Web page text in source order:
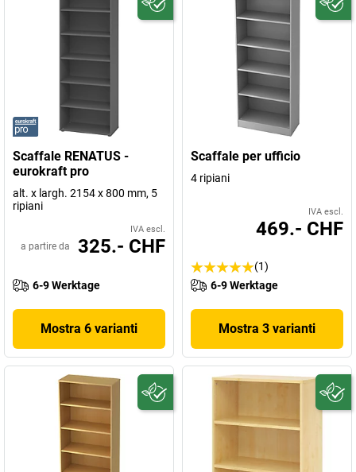
Scaffale RENATUS -
eurokraft pro
alt. x largh. 2154 x 800 mm, 5
ripiani
IVA escl.
a partire da 325.- CHF
6-9 Werktage
Mostra 6 varianti
Scaffale per ufficio
4 ripiani
IVA escl.
469.- CHF
(1)
6-9 Werktage
Mostra 3 varianti